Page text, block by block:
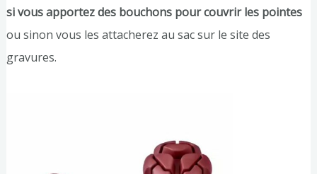
si vous apportez des bouchons pour couvrir les pointes
ou sinon vous les attacherez au sac sur le site des
gravures.